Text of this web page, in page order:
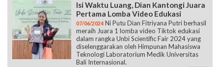
Isi Waktu Luang, Dian Kantongi Juara
Pertama Lomba Video Edukasi
07/06/2024 Ni Putu Dian Fitriyana Putri berhasil
meraih Juara 1 lomba video Tiktok edukasi
dalam rangka Unbi Scientific Fair 2024 yang
diselenggarakan oleh Himpunan Mahasiswa
Teknologi Laboratorium Medik Universitas
Bali Internasional.